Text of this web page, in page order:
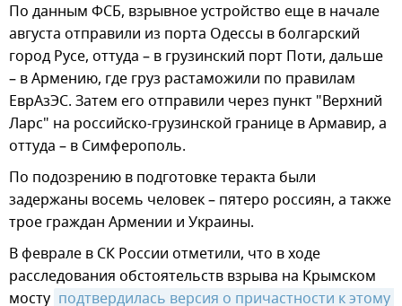
По данным ФСБ, взрывное устройство еще в начале
августа отправили из порта Одессы в болгарский
город Русе, оттуда – в грузинский порт Поти, дальше
– в Армению, где груз растаможили по правилам
ЕврАзЭС. Затем его отправили через пункт "Верхний
Ларс" на российско-грузинской границе в Армавир, а
оттуда – в Симферополь.
По подозрению в подготовке теракта были
задержаны восемь человек – пятеро россиян, а также
трое граждан Армении и Украины.
В феврале в СК России отметили, что в ходе
расследования обстоятельств взрыва на Крымском
мосту подтвердилась версия о причастности к этому